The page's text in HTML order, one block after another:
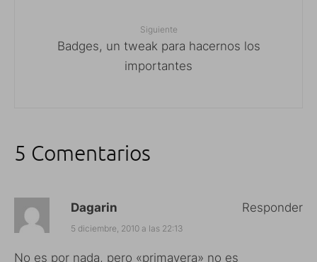
Siguiente
Badges, un tweak para hacernos los
importantes
5 Comentarios
Dagarin
5 diciembre, 2010 a las 22:13
No es por nada, pero «primavera» no es
Responder